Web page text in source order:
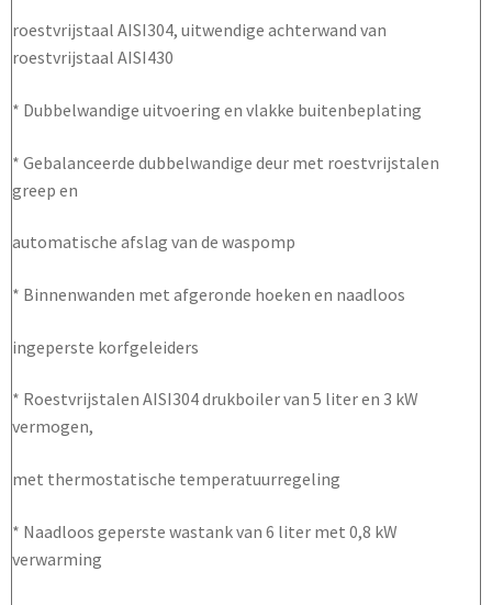
roestvrijstaal AISI304, uitwendige achterwand van
roestvrijstaal AISI430
* Dubbelwandige uitvoering en vlakke buitenbeplating
* Gebalanceerde dubbelwandige deur met roestvrijstalen
greep en
automatische afslag van de waspomp
* Binnenwanden met afgeronde hoeken en naadloos
ingeperste korfgeleiders
* Roestvrijstalen AISI304 drukboiler van 5 liter en 3 kW
vermogen,
met thermostatische temperatuurregeling
* Naadloos geperste wastank van 6 liter met 0,8 kW
verwarming